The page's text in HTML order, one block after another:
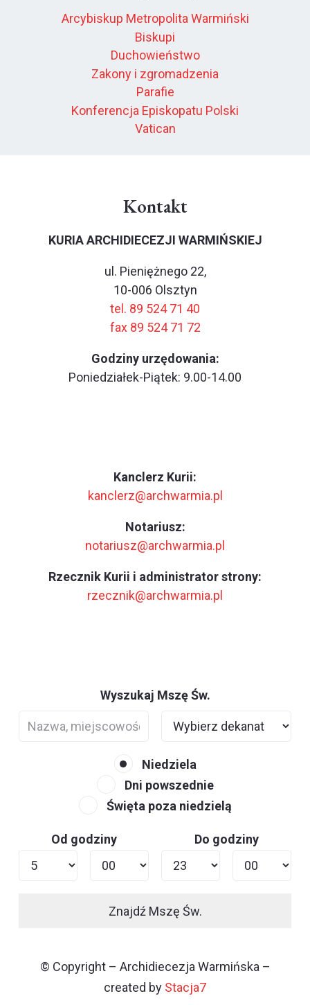
Arcybiskup Metropolita Warmiński
Biskupi
Duchowieństwo
Zakony i zgromadzenia
Parafie
Konferencja Episkopatu Polski
Vatican
Kontakt
KURIA ARCHIDIECEZJI WARMIŃSKIEJ
ul. Pieniężnego 22,
10-006 Olsztyn
tel. 89 524 71 40
fax 89 524 71 72
Godziny urzędowania:
Poniedziałek-Piątek: 9.00-14.00
Kanclerz Kurii:
kanclerz@archwarmia.pl
Notariusz:
notariusz@archwarmia.pl
Rzecznik Kurii i administrator strony:
rzecznik@archwarmia.pl
Wyszukaj Mszę Św.
Niedziela
Dni powszednie
Święta poza niedzielą
Od godziny Do godziny
Znajdź Mszę Św.
© Copyright – Archidiecezja Warmińska –
created by Stacja7